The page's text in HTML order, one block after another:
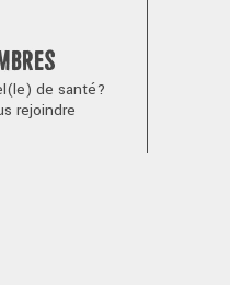
de santé?
rejoindre